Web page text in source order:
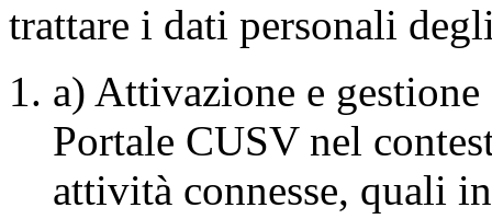
trattare i dati personali
a) Attivazione e
Portale CUSV nel
attività connesse, quali